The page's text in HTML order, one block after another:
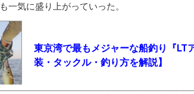
一気に盛り上がっていった。
東京湾で最もメジャーな船釣り『
装・タックル・釣り方を解説】